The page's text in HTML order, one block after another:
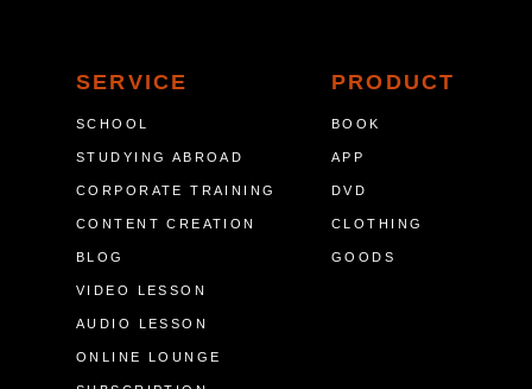
SERVICE
SCHOOL
STUDYING ABROAD
CORPORATE TRAINING
CONTENT CREATION
BLOG
VIDEO LESSON
AUDIO LESSON
ONLINE LOUNGE
PRODUCT
BOOK
APP
DVD
CLOTHING
GOODS